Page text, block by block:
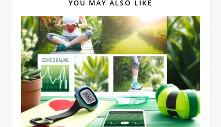
YOU MAY ALSO LIKE